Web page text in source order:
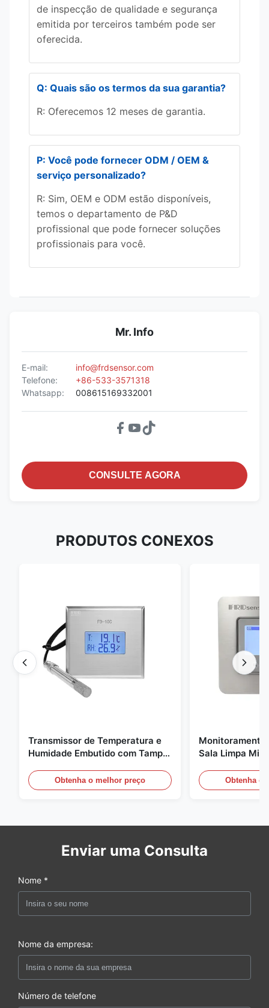
de inspecção de qualidade e segurança
emitida por terceiros também pode ser
oferecida.
Q: Quais são os termos da sua garantia?
R: Oferecemos 12 meses de garantia.
P: Você pode fornecer ODM / OEM &
serviço personalizado?
R: Sim, OEM e ODM estão disponíveis,
temos o departamento de P&D
profissional que pode fornecer soluções
profissionais para você.
Mr. Info
E-mail:
info@frdsensor.com
Telefone:
+86-533-3571318
Whatsapp:
008615169332001
CONSULTE AGORA
PRODUTOS CONEXOS
Transmissor de Temperatura e
Humidade Embutido com Tampa
Aço Inoxidável 316L
Obtenha o melhor preço
Monitoramento
Sala Limpa
médica / de
Obtenha o
Enviar uma Consulta
Nome *
Nome da empresa:
Número de telefone